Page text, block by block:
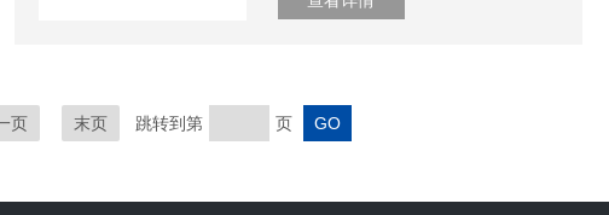
页 末页 跳转到第 页